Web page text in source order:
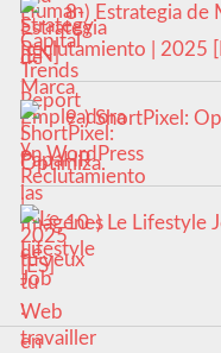
8-) Estrategia de
Reclutamiento | 2025
9-) ShortPixel:
en WordPress
10-) Le Lifestyle
tu veux